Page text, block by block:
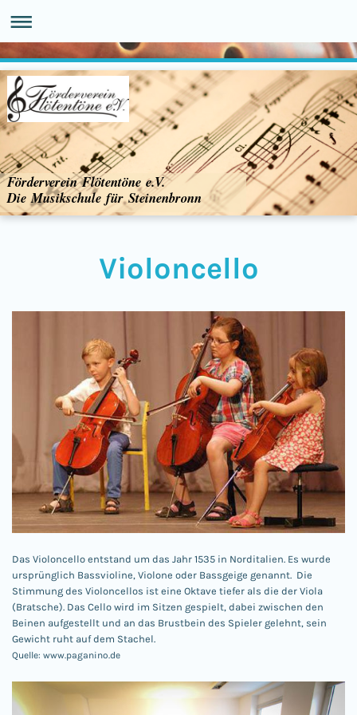
Förderverein Flötentöne e.V.
Die Musikschule für Steinenbronn
Violoncello
Das Violoncello entstand um das Jahr 1535 in Norditalien. Es wurde
ursprünglich Bassvioline, Violone oder Bassgeige genannt. Die
Stimmung des Violoncellos ist eine Oktave tiefer als die der Viola
(Bratsche). Das Cello wird im Sitzen gespielt, dabei zwischen den
Beinen aufgestellt und an das Brustbein des Spieler gelehnt, sein
Gewicht ruht auf dem Stachel.
Quelle: www.paganino.de